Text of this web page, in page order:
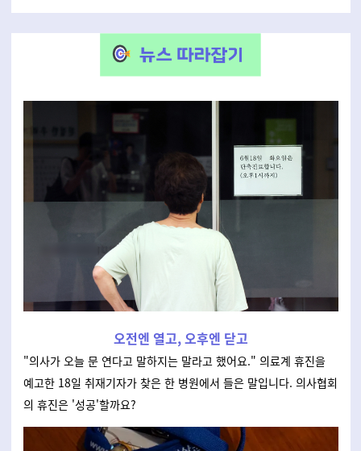
오전엔 열고, 오후엔 닫고
"의사가 오늘 문 연다고 말하지는 말라고 했어요." 의료계 휴진을
예고한 18일 취재기자가 찾은 한 병원에서 들은 말입니다. 의사협회
의 휴진은 '성공'할까요?